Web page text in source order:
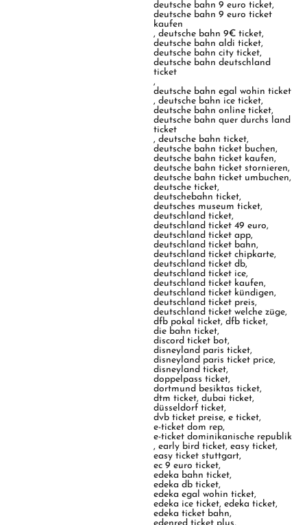
deutsche bahn 9 euro ticket,
deutsche bahn 9 euro ticket
kaufen
,deutsche bahn 9€ ticket,
deutsche bahn aldi ticket,
deutsche bahn city ticket,
deutsche bahn deutschland
ticket
,
deutsche bahn egal wohin ticket
,deutsche bahn ice ticket,
deutsche bahn online ticket,
deutsche bahn quer durchs land
ticket
,deutsche bahn ticket,
deutsche bahn ticket buchen,
deutsche bahn ticket kaufen,
deutsche bahn ticket stornieren,
deutsche bahn ticket umbuchen,
deutsche ticket,
deutschebahn ticket,
deutsches museum ticket,
deutschland ticket,
deutschland ticket 49 euro,
deutschland ticket app,
deutschland ticket bahn,
deutschland ticket chipkarte,
deutschland ticket db,
deutschland ticket ice,
deutschland ticket kaufen,
deutschland ticket kündigen,
deutschland ticket preis,
deutschland ticket welche züge,
dfb pokal ticket,dfb ticket,
die bahn ticket,
discord ticket bot,
disneyland paris ticket,
disneyland paris ticket price,
disneyland ticket,
doppelpass ticket,
dortmund besiktas ticket,
dtm ticket,dubai ticket,
düsseldorf ticket,
dvb ticket preise,e ticket,
e-ticket dom rep,
e-ticket dominikanische republik
,early bird ticket,easy ticket,
easy ticket stuttgart,
ec 9 euro ticket,
edeka bahn ticket,
edeka db ticket,
edeka egal wohin ticket,
edeka ice ticket,edeka ticket,
edeka ticket bahn,